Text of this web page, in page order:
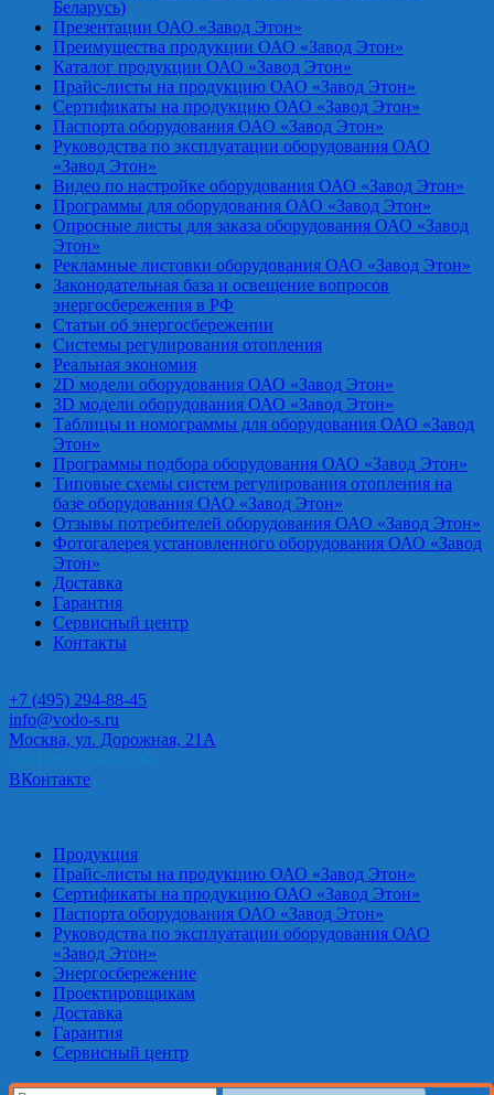
Беларусь)
Презентации ОАО «Завод Этон»
Преимущества продукции ОАО «Завод Этон»
Каталог продукции ОАО «Завод Этон»
Прайс-листы на продукцию ОАО «Завод Этон»
Сертификаты на продукцию ОАО «Завод Этон»
Паспорта оборудования ОАО «Завод Этон»
Руководства по эксплуатации оборудования ОАО
«Завод Этон»
Видео по настройке оборудования ОАО «Завод Этон»
Программы для оборудования ОАО «Завод Этон»
Опросные листы для заказа оборудования ОАО «Завод
Этон»
Рекламные листовки оборудования ОАО «Завод Этон»
Законодательная база и освещение вопросов
энергосбережения в РФ
Статьи об энергосбережении
Системы регулирования отопления
Реальная экономия
2D модели оборудования ОАО «Завод Этон»
3D модели оборудования ОАО «Завод Этон»
Таблицы и номограммы для оборудования ОАО «Завод
Этон»
Программы подбора оборудования ОАО «Завод Этон»
Типовые схемы систем регулирования отопления на
базе оборудования ОАО «Завод Этон»
Отзывы потребителей оборудования ОАО «Завод Этон»
Фотогалерея установленного оборудования ОАО «Завод
Этон»
Доставка
Гарантия
Сервисный центр
Контакты
+7 (495) 294-88-45
info@vodo-s.ru
Москва, ул. Дорожная, 21А
ВКонтакте
Продукция
Прайс-листы на продукцию ОАО «Завод Этон»
Сертификаты на продукцию ОАО «Завод Этон»
Паспорта оборудования ОАО «Завод Этон»
Руководства по эксплуатации оборудования ОАО
«Завод Этон»
Энергосбережение
Проектировщикам
Доставка
Гарантия
Сервисный центр